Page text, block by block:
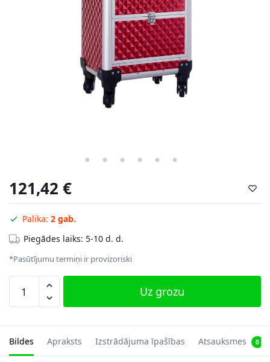
121,42 €
Palika: 2 gab.
Piegādes laiks: 5-10 d. d.
*Pasūtījumu termiņi ir provizoriski
Kosmētikas
čemodāns
sarkanā
krāsā
Uz grozu
Bildes Apraksts Izstrādājuma īpašības Atsauksmes 0